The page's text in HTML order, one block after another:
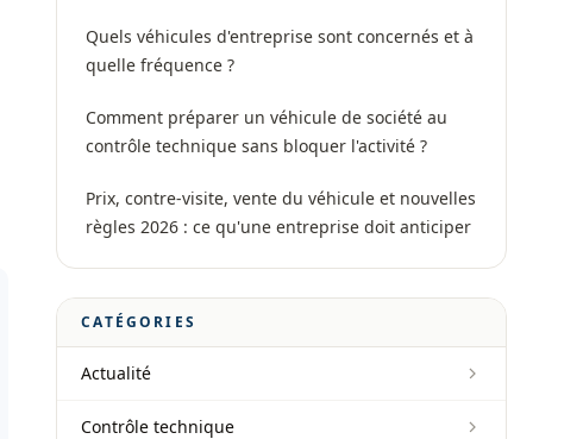
Quels véhicules d'entreprise sont concernés et à
quelle fréquence ?
Comment préparer un véhicule de société au
contrôle technique sans bloquer l'activité ?
Prix, contre-visite, vente du véhicule et nouvelles
règles 2026 : ce qu'une entreprise doit anticiper
CATÉGORIES
Actualité
Contrôle technique